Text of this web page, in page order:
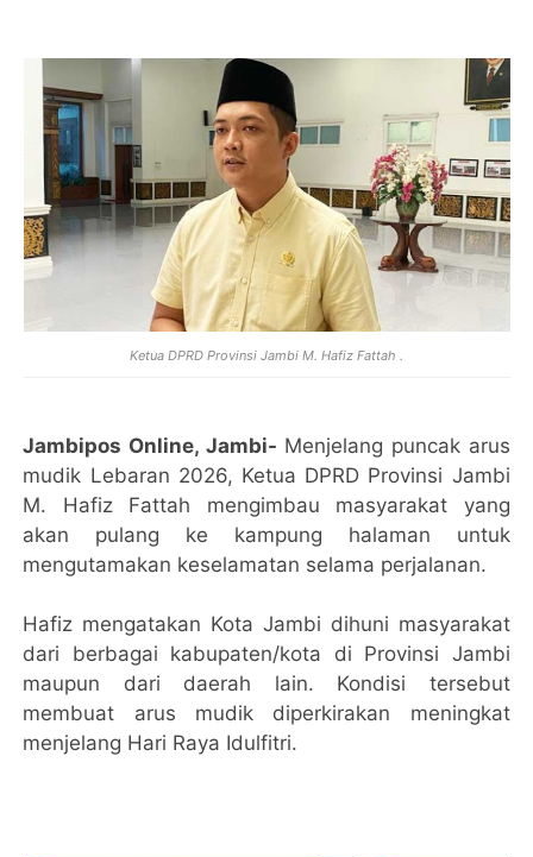
Ketua DPRD Provinsi Jambi M. Hafiz Fattah .
Jambipos Online, Jambi- Menjelang puncak arus
mudik Lebaran 2026, Ketua DPRD Provinsi Jambi
M. Hafiz Fattah mengimbau masyarakat yang
akan pulang ke kampung halaman untuk
mengutamakan keselamatan selama perjalanan.
Hafiz mengatakan Kota Jambi dihuni masyarakat
dari berbagai kabupaten/kota di Provinsi Jambi
maupun dari daerah lain. Kondisi tersebut
membuat arus mudik diperkirakan meningkat
menjelang Hari Raya Idulfitri.